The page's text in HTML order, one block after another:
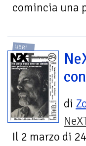
comincia una
LIBRI
di
Il 2 marzo di